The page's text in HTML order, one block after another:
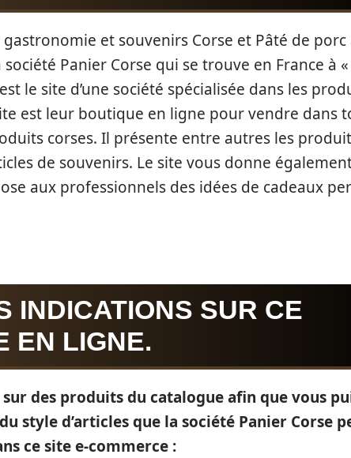
et souvenirs Corse et Pâté de porc
Panier Corse qui se trouve en France à «
est le site d’une société spécialisée dans les
est leur boutique en ligne pour vendre dans
corses. Il présente entre autres les
de souvenirs. Le site vous donne
aux professionnels des idées de cadeaux
INDICATIONS SUR CE
EN LIGNE.
des produits du catalogue afin que vous
style d’articles que la société Panier Corse
ce site e-commerce :